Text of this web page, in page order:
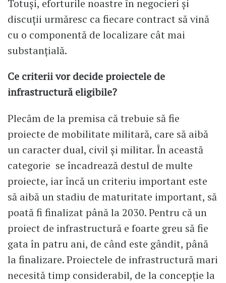
Totuși, eforturile noastre în negocieri și
discuții urmăresc ca fiecare contract să vină
cu o componentă de localizare cât mai
substanțială.
Ce criterii vor decide proiectele de
infrastructură eligibile?
Plecăm de la premisa că trebuie să fie
proiecte de mobilitate militară, care să aibă
un caracter dual, civil și militar. În această
categorie se încadrează destul de multe
proiecte, iar încă un criteriu important este
să aibă un stadiu de maturitate important, să
poată fi finalizat până la 2030. Pentru că un
proiect de infrastructură e foarte greu să fie
gata în patru ani, de când este gândit, până
la finalizare. Proiectele de infrastructură mari
necesită timp considerabil, de la concepție la